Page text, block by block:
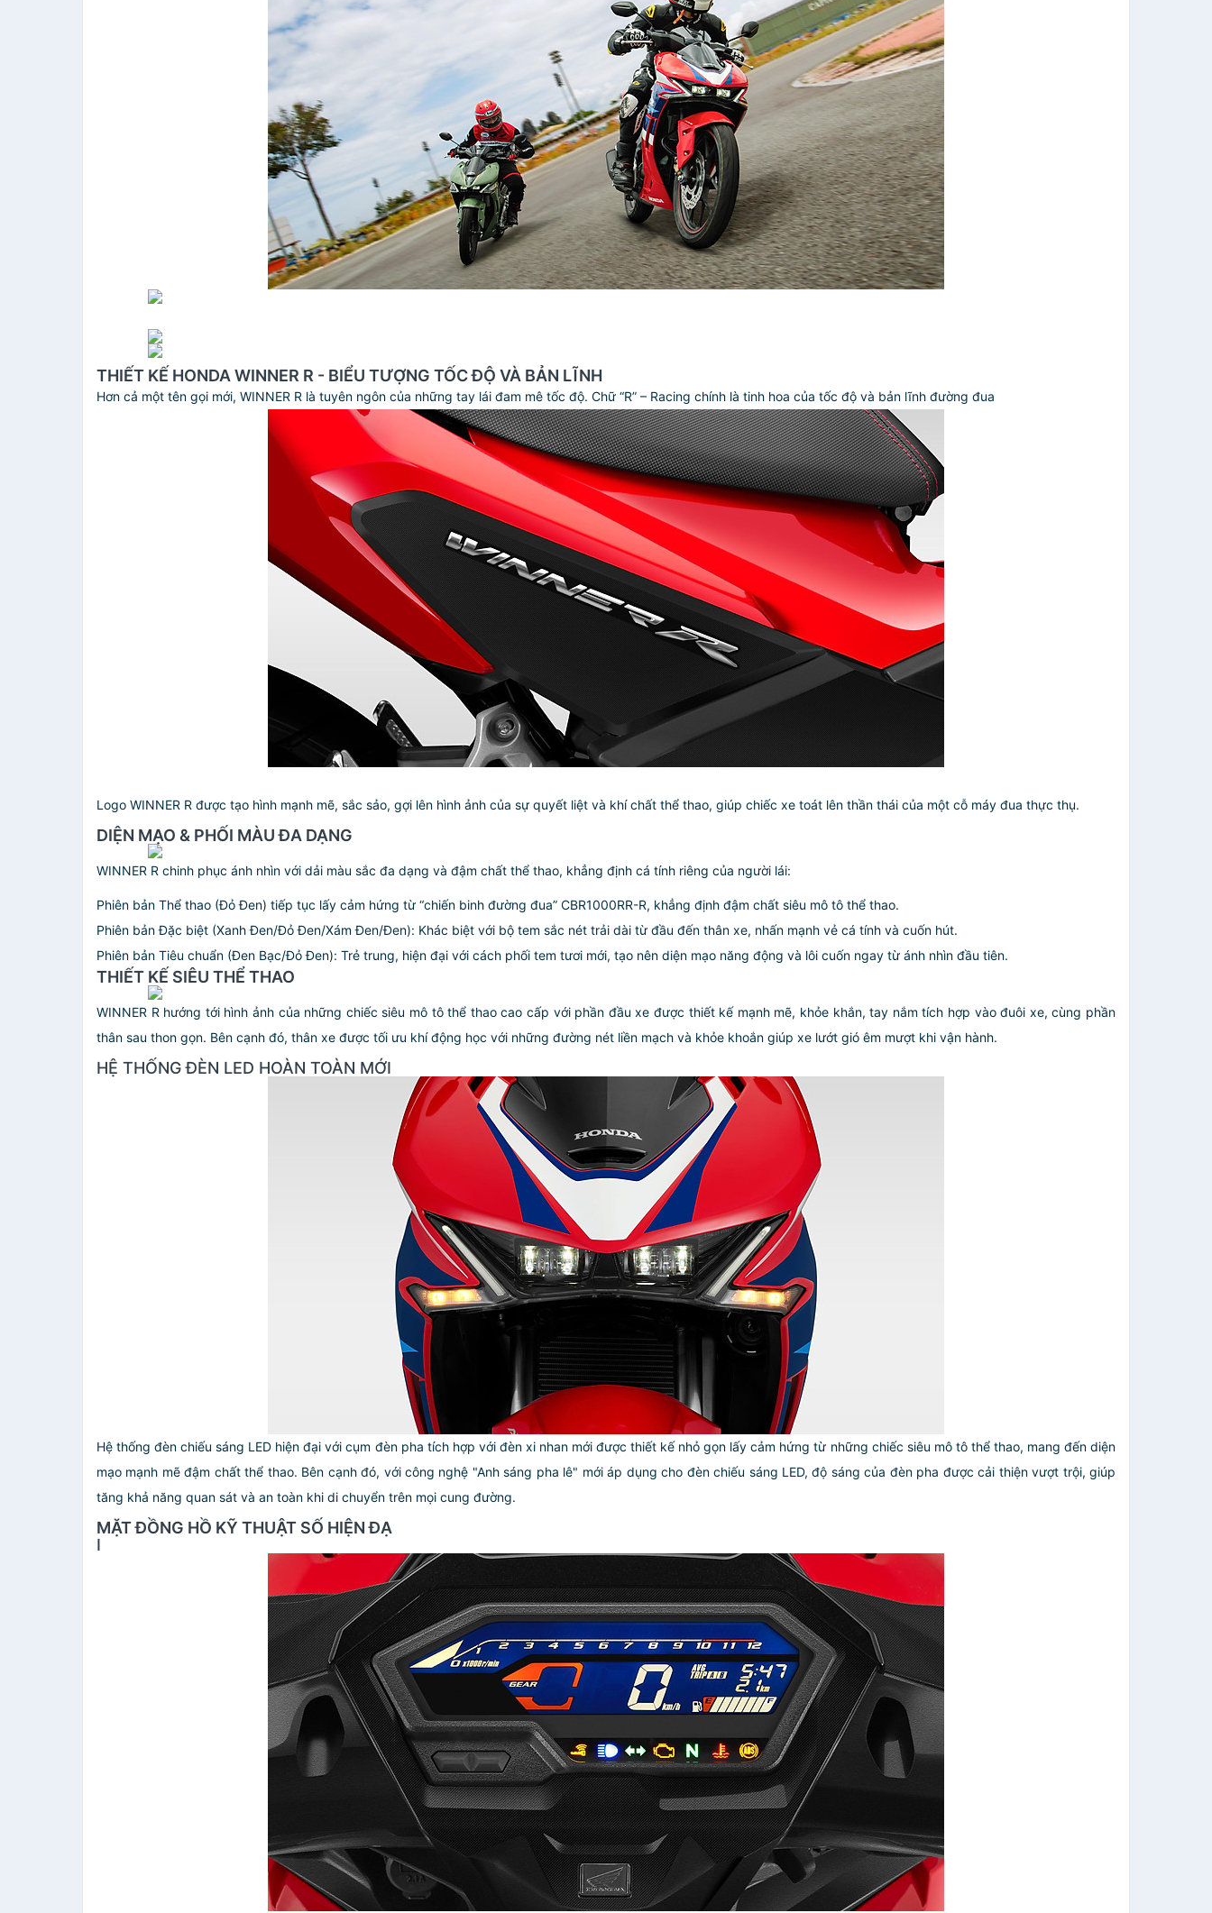
THIẾT KẾ HONDA WINNER R - BIỂU TƯỢNG TỐC ĐỘ VÀ BẢN LĨNH
Hơn cả một tên gọi mới, WINNER R là tuyên ngôn của những tay lái đam mê tốc độ. Chữ “R” – Racing chính là tinh hoa của tốc độ và bản lĩnh đường đua
Logo WINNER R được tạo hình mạnh mẽ, sắc sảo, gợi lên hình ảnh của sự quyết liệt và khí chất thể thao, giúp chiếc xe toát lên thần thái của một cỗ máy đua thực thụ.
DIỆN MẠO & PHỐI MÀU ĐA DẠNG
WINNER R chinh phục ánh nhìn với dải màu sắc đa dạng và đậm chất thể thao, khẳng định cá tính riêng của người lái:
⁠Phiên bản Thể thao (Đỏ Đen) tiếp tục lấy cảm hứng từ “chiến binh đường đua” CBR1000RR-R, khẳng định đậm chất siêu mô tô thể thao.
Phiên bản Đặc biệt (Xanh Đen/Đỏ Đen/Xám Đen/Đen): Khác biệt với bộ tem sắc nét trải dài từ đầu đến thân xe, nhấn mạnh vẻ cá tính và cuốn hút.
⁠Phiên bản Tiêu chuẩn (Đen Bạc/Đỏ Đen): Trẻ trung, hiện đại với cách phối tem tươi mới, tạo nên diện mạo năng động và lôi cuốn ngay từ ánh nhìn đầu tiên.
THIẾT KẾ SIÊU THỂ THAO
WINNER R hướng tới hình ảnh của những chiếc siêu mô tô thể thao cao cấp với phần đầu xe được thiết kế mạnh mẽ, khỏe khắn, tay nắm tích hợp vào đuôi xe, cùng phần
thân sau thon gọn. Bên cạnh đó, thân xe được tối ưu khí động học với những đường nét liền mạch và khỏe khoắn giúp xe lướt gió êm mượt khi vận hành.
HỆ THỐNG ĐÈN LED HOÀN TOÀN MỚI
Hệ thống đèn chiếu sáng LED hiện đại với cụm đèn pha tích hợp với đèn xi nhan mới được thiết kế nhỏ gọn lấy cảm hứng từ những chiếc siêu mô tô thể thao, mang đến diện
mạo mạnh mẽ đậm chất thể thao. Bên cạnh đó, với công nghệ "Anh sáng pha lê" mới áp dụng cho đèn chiếu sáng LED, độ sáng của đèn pha được cải thiện vượt trội, giúp
tăng khả năng quan sát và an toàn khi di chuyển trên mọi cung đường.
MẶT ĐỒNG HỒ KỸ THUẬT SỐ HIỆN ĐẠ
I